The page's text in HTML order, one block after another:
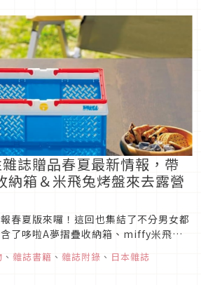
誌贈品春夏最新情報，帶
納箱＆米飛兔烤盤來去露營
春夏版來囉！這回也集結了不分男女都
了哆啦A夢摺疊收納箱、miffy米飛兔
MOOK本，喜歡在雜誌贈品中挖寶的朋
、 雜誌書籍 、 雜誌附錄 、 日本雜誌